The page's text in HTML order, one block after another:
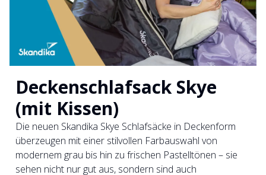
Deckenschlafsack Skye
(mit Kissen)
Die neuen Skandika Skye Schlafsäcke in Deckenform
überzeugen mit einer stilvollen Farbauswahl von
modernem grau bis hin zu frischen Pastelltönen – sie
sehen nicht nur gut aus, sondern sind auch